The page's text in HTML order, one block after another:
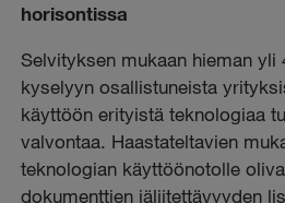
horisontissa
Selvityksen mukaan hieman yli
kyselyyn osallistuneista
käyttöön erityistä teknologiaa
valvontaa. Haastateltavien
teknologian käyttöönotolle
dokumenttien jäljitettävyyden